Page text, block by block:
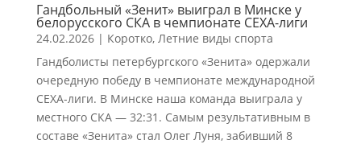
Гандбольный «Зенит» выиграл в Минске у
белорусского СКА в чемпионате СЕХА-лиги
24.02.2026| Коротко, Летние виды спорта
Гандболисты петербургского «Зенита» одержали
очередную победу в чемпионате международной
СЕХА-лиги. В Минске наша команда выиграла у
местного СКА — 32:31. Самым результативным в
составе «Зенита» стал Олег Луня, забивший 8